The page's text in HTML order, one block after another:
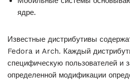
ядре.
Известные дистрибутивы
Fedora и Arch. Каждый
специфическую пользователей и
определенной модификации